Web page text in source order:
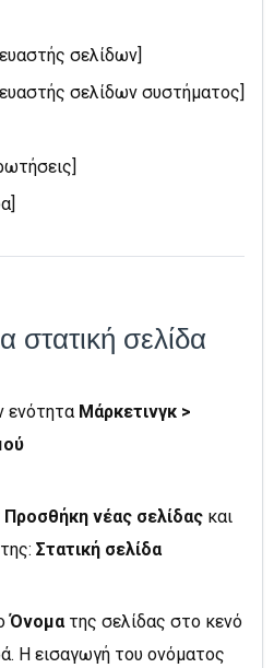
σελίδων]
σελίδων συστήματος]
στατική σελίδα
ενότητα Μάρκετινγκ >
Προσθήκη νέας σελίδας και
Στατική σελίδα
Όνομα της σελίδας στο κενό
Η εισαγωγή του ονόματος